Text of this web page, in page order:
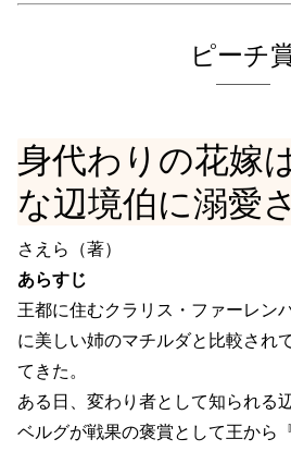
ピーチ
身代わりの花嫁
な辺境伯に溺愛
さえら（著）
あらすじ
王都に住むクラリス・ファーレン
に美しい姉のマチルダと比較され
てきた。
ある日、変わり者として知られる
ベルグが戦果の褒賞として王から